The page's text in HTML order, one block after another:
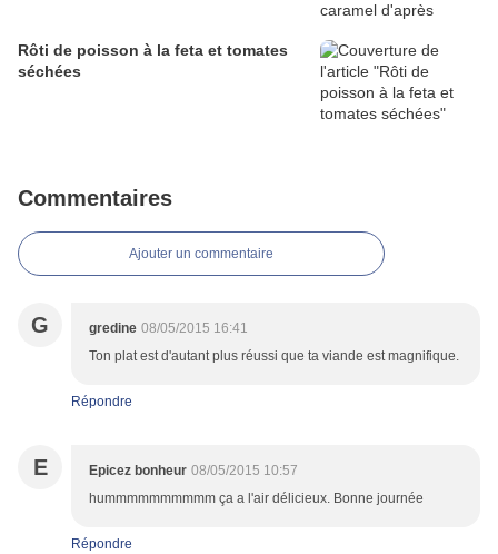
Rôti de poisson à la feta et tomates
séchées
Commentaires
Ajouter un commentaire
G gredine 08/05/2015 16:41
Ton plat est d'autant plus réussi que ta viande est magnifique.
Répondre
E Epicez bonheur 08/05/2015 10:57
hummmmmmmmmm ça a l'air délicieux. Bonne journée
Répondre